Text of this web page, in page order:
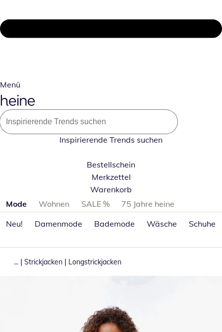
Menü
Inspirierende Trends suchen
Bestellschein
Merkzettel
Warenkorb
Produktkategorien überspringen
Mode Wohnen SALE %
75 Jahre heine
Neu!
Damenmode Bademode Wäsche Schuhe
... | Strickjacken | Longstrickjacken